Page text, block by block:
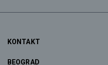
KONTAKT
BEOGRAD